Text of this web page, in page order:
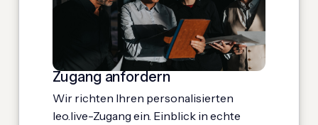
Zugang anfordern
Wir richten Ihren personalisierten
leo.live-Zugang ein. Einblick in echte